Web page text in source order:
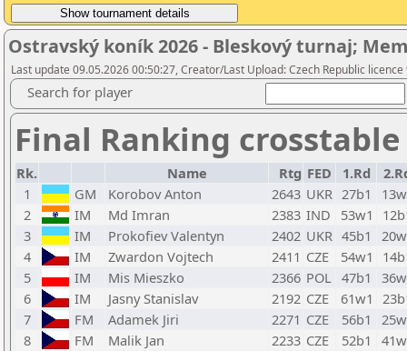
Ostravský koník 2026 - Bleskový turnaj;
Last update 09.05.2026 00:50:27, Creator/Last Upload: Czech Republic licence
Search for player
Final Ranking
Rk. Name Rtg FED 1.Rd
1
GM Korobov Anton 2643 UKR 27b1
2
IM Md Imran 2383 IND 53w1
3
IM Prokofiev Valentyn 2402 UKR 45b1
4
IM Zwardon Vojtech 2411 CZE 54w1
5
IM Mis Mieszko 2366 POL 47b1
6
IM Jasny Stanislav 2192 CZE 61w1
7
FM Adamek Jiri 2271 CZE 56b1
8
FM Malik Jan 2233 CZE 52b1